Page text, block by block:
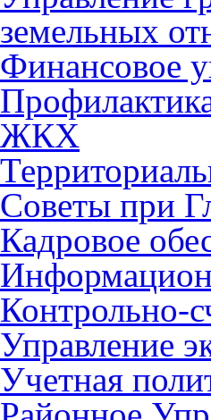
земельных
Финансовое
ЖКХ
Советы при
Кадровое
Контрольно-
Управление
Учетная